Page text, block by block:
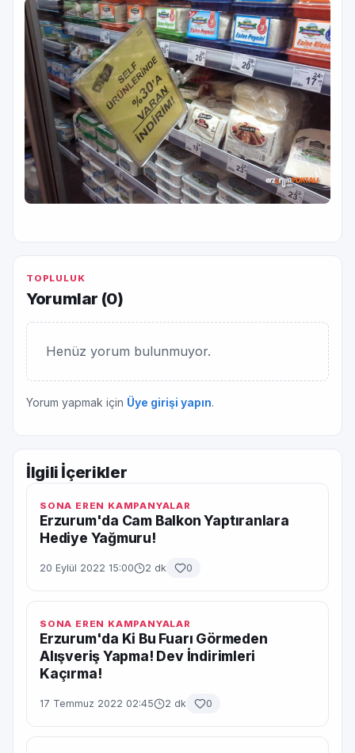
TOPLULUK
Yorumlar (0)
Henüz yorum bulunmuyor.
Yorum yapmak için Üye girişi yapın.
İlgili İçerikler
SONA EREN KAMPANYALAR
Erzurum'da Cam Balkon Yaptıranlara
Hediye Yağmuru!
20 Eylül 2022 15:00 2 dk 0
SONA EREN KAMPANYALAR
Erzurum'da Ki Bu Fuarı Görmeden
Alışveriş Yapma! Dev İndirimleri
Kaçırma!
17 Temmuz 2022 02:45 2 dk 0